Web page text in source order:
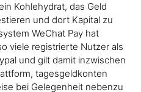
Kohlehydrat, das Geld
und dort Kapital zu
WeChat Pay hat
viele registrierte Nutzer als
und gilt damit inzwischen
tagesgeldkonten
bei Gelegenheit nebenzu